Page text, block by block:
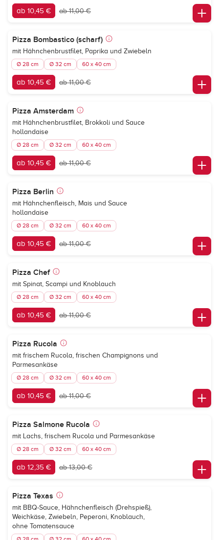
ab 10,45 € ab 11,00 €
Pizza Bombastico (scharf)
mit Hähnchenbrustfilet, Paprika und Zwiebeln
Ø 28 cm Ø 32 cm 60 x 40 cm
ab 10,45 € ab 11,00 €
Pizza Amsterdam
mit Hähnchenbrustfilet, Brokkoli und Sauce
hollandaise
Ø 28 cm Ø 32 cm 60 x 40 cm
ab 10,45 € ab 11,00 €
Pizza Berlin
mit Hähnchenfleisch, Mais und Sauce
hollandaise
Ø 28 cm Ø 32 cm 60 x 40 cm
ab 10,45 € ab 11,00 €
Pizza Chef
mit Spinat, Scampi und Knoblauch
Ø 28 cm Ø 32 cm 60 x 40 cm
ab 10,45 € ab 11,00 €
Pizza Rucola
mit frischem Rucola, frischen Champignons und
Parmesankäse
Ø 28 cm Ø 32 cm 60 x 40 cm
ab 10,45 € ab 11,00 €
Pizza Salmone Rucola
mit Lachs, frischem Rucola und Parmesankäse
Ø 28 cm Ø 32 cm 60 x 40 cm
ab 12,35 € ab 13,00 €
Pizza Texas
mit BBQ-Sauce, Hähnchenfleisch (Drehspieß),
Weichkäse, Zwiebeln, Peperoni, Knoblauch,
ohne Tomatensauce